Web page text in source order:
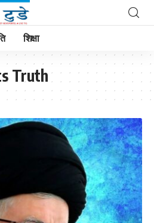
शिक्षा
Truth